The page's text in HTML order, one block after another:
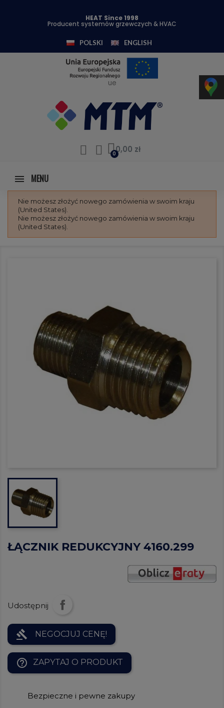
HEAT Since 1998
Producent systemów grzewczych & HVAC
POLSKI ENGLISH
ue
0,00 zł
MENU
Nie możesz złożyć nowego zamówienia w swoim kraju
(United States).
Nie możesz złożyć nowego zamówienia w swoim kraju
(United States).
ŁĄCZNIK REDUKCYJNY 4160.299
Udostępnij
gavel NEGOCJUJ CENĘ!
help_outline ZAPYTAJ O PRODUKT
Bezpieczne i pewne zakupy